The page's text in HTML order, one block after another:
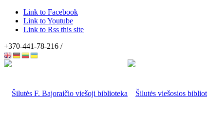
Link to Facebook
Link to Youtube
Link to Rss this site
+370-441-78-216 /